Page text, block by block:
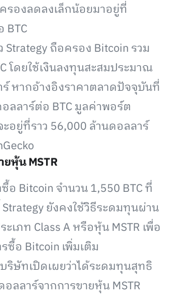
องลดลงเล็กน้อยมาอยู่ที่
BTC
ถือครอง Bitcoin รวม
โดยใช้เงินลงทุนสะสมประมาณ
หากอ้างอิงราคาตลาดปัจจุบันที่
ลลาร์ต่อ BTC มูลค่าพอร์ต
อยู่ที่ราว 56,000 ล้านดอลลาร์
หุ้น MSTR
อ Bitcoin จำนวน 1,550 BTC ที่
ยังคงใช้วิธีระดมทุนผ่าน
เภท Class A หรือหุ้น MSTR เพื่อ
ซื้อ Bitcoin เพิ่มเติม
ริษัทเปิดเผยว่าได้ระดมทุนสุทธิ
ลลาร์จากการขายหุ้น MSTR